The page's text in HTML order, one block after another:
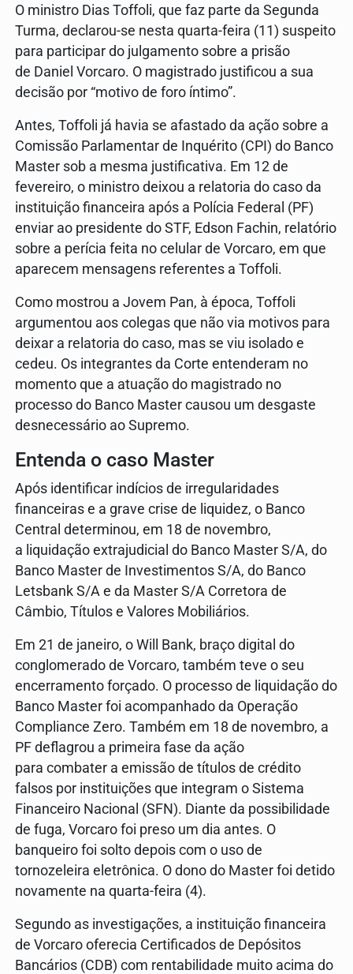
O ministro Dias Toffoli, que faz parte da Segunda
Turma, declarou-se nesta quarta-feira (11) suspeito
para participar do julgamento sobre a prisão
de Daniel Vorcaro. O magistrado justificou a sua
decisão por “motivo de foro íntimo”.
Antes, Toffoli já havia se afastado da ação sobre a
Comissão Parlamentar de Inquérito (CPI) do Banco
Master sob a mesma justificativa. Em 12 de
fevereiro, o ministro deixou a relatoria do caso da
instituição financeira após a Polícia Federal (PF)
enviar ao presidente do STF, Edson Fachin, relatório
sobre a perícia feita no celular de Vorcaro, em que
aparecem mensagens referentes a Toffoli.
Como mostrou a Jovem Pan, à época, Toffoli
argumentou aos colegas que não via motivos para
deixar a relatoria do caso, mas se viu isolado e
cedeu. Os integrantes da Corte entenderam no
momento que a atuação do magistrado no
processo do Banco Master causou um desgaste
desnecessário ao Supremo.
Entenda o caso Master
Após identificar indícios de irregularidades
financeiras e a grave crise de liquidez, o Banco
Central determinou, em 18 de novembro,
a liquidação extrajudicial do Banco Master S/A, do
Banco Master de Investimentos S/A, do Banco
Letsbank S/A e da Master S/A Corretora de
Câmbio, Títulos e Valores Mobiliários.
Em 21 de janeiro, o Will Bank, braço digital do
conglomerado de Vorcaro, também teve o seu
encerramento forçado. O processo de liquidação do
Banco Master foi acompanhado da Operação
Compliance Zero. Também em 18 de novembro, a
PF deflagrou a primeira fase da ação
para combater a emissão de títulos de crédito
falsos por instituições que integram o Sistema
Financeiro Nacional (SFN). Diante da possibilidade
de fuga, Vorcaro foi preso um dia antes. O
banqueiro foi solto depois com o uso de
tornozeleira eletrônica. O dono do Master foi detido
novamente na quarta-feira (4).
Segundo as investigações, a instituição financeira
de Vorcaro oferecia Certificados de Depósitos
Bancários (CDB) com rentabilidade muito acima do